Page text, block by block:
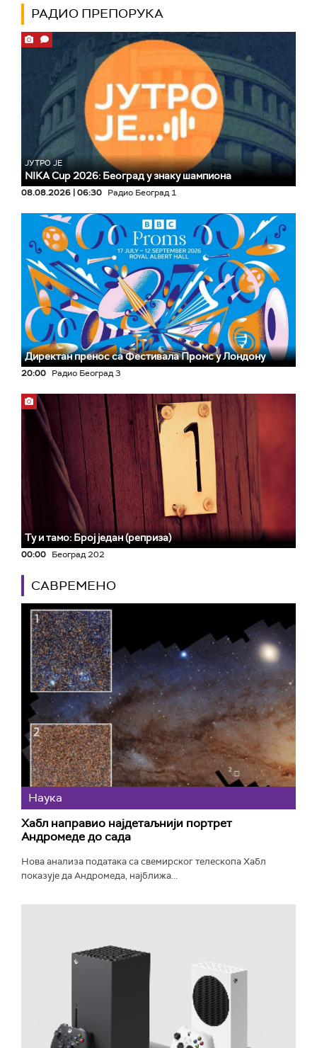
РАДИО ПРЕПОРУКА
ЈУТРО ЈЕ
NIKA Cup 2026: Београд у знаку шампиона
08.08.2026 | 06:30 Радио Београд 1
Директан пренос са Фестивала Промс у Лондону
20:00 Радио Београд 3
Ту и тамо: Број један (реприза)
00:00 Београд 202
САВРЕМЕНО
Наука
Хабл направио најдетаљнији портрет
Андромеде до сада
Нова анализа података са свемирског телескопа Хабл
показује да Андромеда, најближа...